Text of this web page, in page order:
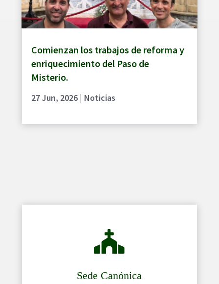
Comienzan los trabajos de reforma y
enriquecimiento del Paso de
Misterio.
27 Jun, 2026| Noticias

Sede Canónica